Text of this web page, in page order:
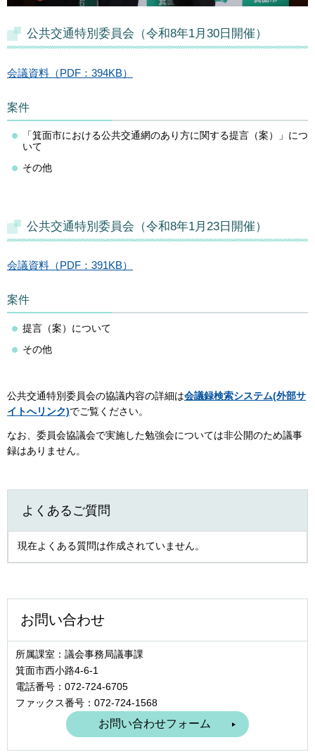
公共交通特別委員会（令和8年1月30日開催）
会議資料（PDF：394KB）
案件
「箕面市における公共交通網のあり方に関する提言（案）」につ
いて
その他
公共交通特別委員会（令和8年1月23日開催）
会議資料（PDF：391KB）
案件
提言（案）について
その他
公共交通特別委員会の協議内容の詳細は会議録検索システム(外部サ
イトへリンク)でご覧ください。
なお、委員会協議会で実施した勉強会については非公開のため議事
録はありません。
よくあるご質問
現在よくある質問は作成されていません。
お問い合わせ
所属課室：議会事務局議事課
箕面市西小路4‐6‐1
電話番号：072-724-6705
ファックス番号：072-724-1568